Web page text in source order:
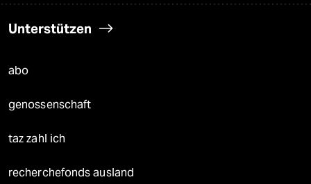
Unterstützen
abo
genossenschaft
taz zahl ich
recherchefonds ausland